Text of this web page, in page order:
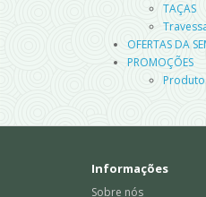
TAÇAS
OFERTAS DA
PROMOÇÕES
Informações
Sobre nós